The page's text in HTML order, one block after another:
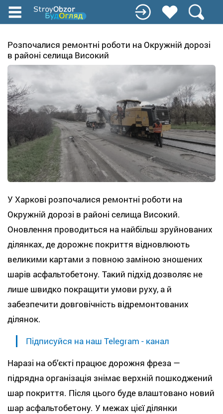
Перейти
до
вмісту
Розпочалися ремонтні роботи на Окружній дорозі
в районі селища Високий
У Харкові розпочалися ремонтні роботи на
Окружній дорозі в районі селища Високий.
Оновлення проводиться на найбільш зруйнованих
ділянках, де дорожнє покриття відновлюють
великими картами з повною заміною зношених
шарів асфальтобетону. Такий підхід дозволяє не
лише швидко покращити умови руху, а й
забезпечити довговічність відремонтованих
ділянок.
Підписуйся на наш Telegram - канал
Наразі на об’єкті працює дорожня фреза —
підрядна організація знімає верхній пошкоджений
шар покриття. Після цього буде влаштовано новий
шар асфальтобетону. У межах цієї ділянки